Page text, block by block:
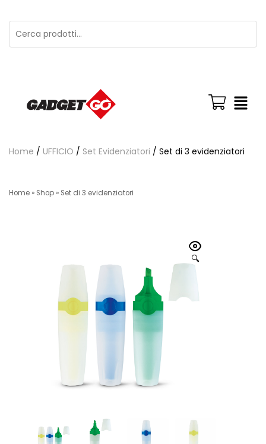
Home / UFFICIO / Set Evidenziatori / Set di 3 evidenziatori
Home » Shop » Set di 3 evidenziatori
🔍